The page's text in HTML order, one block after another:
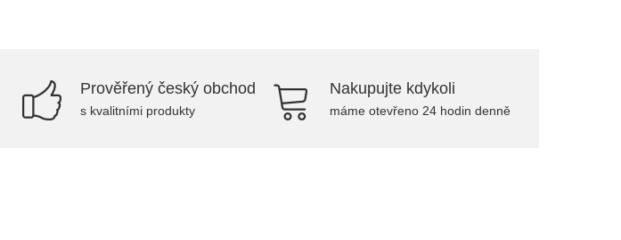
Prověřený český obchod
s kvalitními produkty
Nakupujte kdykoli
máme otevřeno 24 hodin denně